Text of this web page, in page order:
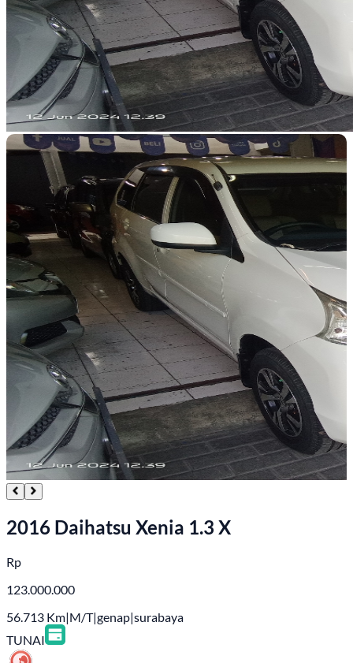
2016 Daihatsu Xenia 1.3 X
Rp
123.000.000
56.713 Km|M/T|genap|surabaya
TUNAI